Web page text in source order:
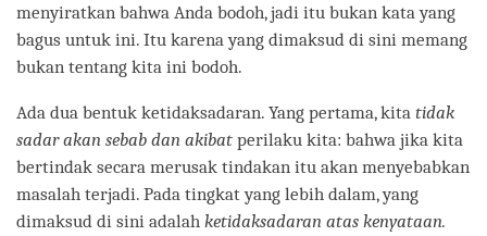
menyiratkan bahwa Anda bodoh, jadi itu bukan kata yang
bagus untuk ini. Itu karena yang dimaksud di sini memang
bukan tentang kita ini bodoh.
Ada dua bentuk ketidaksadaran. Yang pertama, kita tidak
sadar akan sebab dan akibat perilaku kita: bahwa jika kita
bertindak secara merusak tindakan itu akan menyebabkan
masalah terjadi. Pada tingkat yang lebih dalam, yang
dimaksud di sini adalah ketidaksadaran atas kenyataan.